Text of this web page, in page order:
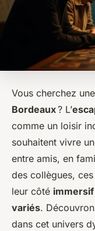
Vous cherchez une
Bordeaux? L’
comme un loisir
souhaitent vivre
entre amis, en
des collègues,
leur côté immersif
variés.
dans cet univers